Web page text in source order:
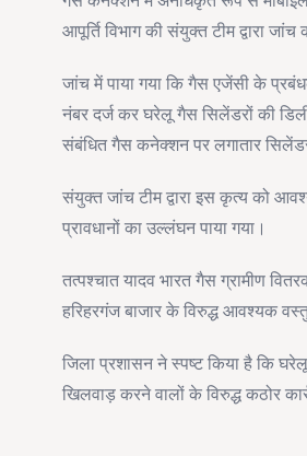
आपूर्ति विभाग की संयुक्त टीम द्वारा जांच
जांच में पाया गया कि गैस एजेंसी के
नंबर दर्ज कर घरेलू गैस सिलेंडरों की
संबंधित गैस कनेक्शन पर लगातार
संयुक्त जांच टीम द्वारा इस कृत्य को
प्रावधानों का उल्लंघन पाया गया।
तत्पश्चात यादव भारत गैस ग्रामीण
हरिहरगंज बाजार के विरुद्ध आवश्यक
जिला प्रशासन ने स्पष्ट किया है कि
खिलवाड़ करने वालों के विरुद्ध कठोर